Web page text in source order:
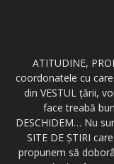
ATITUDINE,
coordonatele cu
din VESTUL ţării,
face treabă
DESCHIDEM… Nu
SITE DE ŞTIRI
propunem să